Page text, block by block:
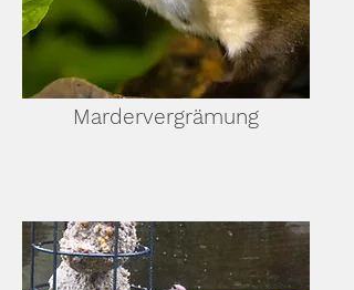
Mardervergrämung